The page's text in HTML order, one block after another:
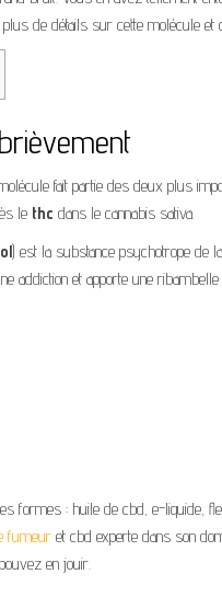
plus de détails sur cette molécule
fait partie des deux plus
le thc dans le cannabis sativa.
) est la substance psychotrope de la
addiction et apporte une
formes : huile de cbd, e-liquide,
fumeur et cbd experte dans son
en jouir.